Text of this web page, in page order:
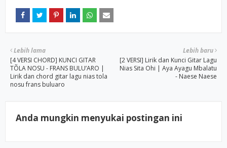
Lebih baru
[2 VERSI] Lirik dan Kunci Gitar Lagu
Nias Sita Ohi | Aya Ayagu Mbalatu
- Naese Naese
Lebih lama
[4 VERSI CHORD] KUNCI GITAR
TÕLA NOSU - FRANS BULU’ARO |
Lirik dan chord gitar lagu nias tola
nosu frans buluaro
Anda mungkin menyukai postingan ini